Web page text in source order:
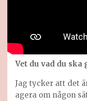
Vet du vad du
Jag tycker att det
agera om någon